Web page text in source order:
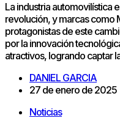
La industria automovilística
revolución, y marcas como
protagonistas de este
por la innovación
atractivos, logrando captar
DANIEL GARCIA
27 de enero de 2025
Noticias